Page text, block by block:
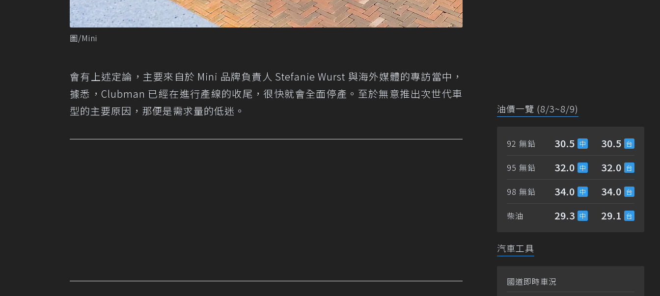
圖/Mini
會有上述定論，主要來自於 Mini 品牌負責人 Stefanie Wurst 與海外媒體的專訪當中，
據悉，Clubman 已經在進行產線的收尾，很快就會全面停產。至於無意推出次世代車
型的主要原因，那便是需求量的低迷。
油價一覽 (8/3~8/9)
92 無鉛 30.5 30.5
95 無鉛 32.0 32.0
98 無鉛 34.0 34.0
柴油 29.3 29.1
汽車工具
國道即時車況